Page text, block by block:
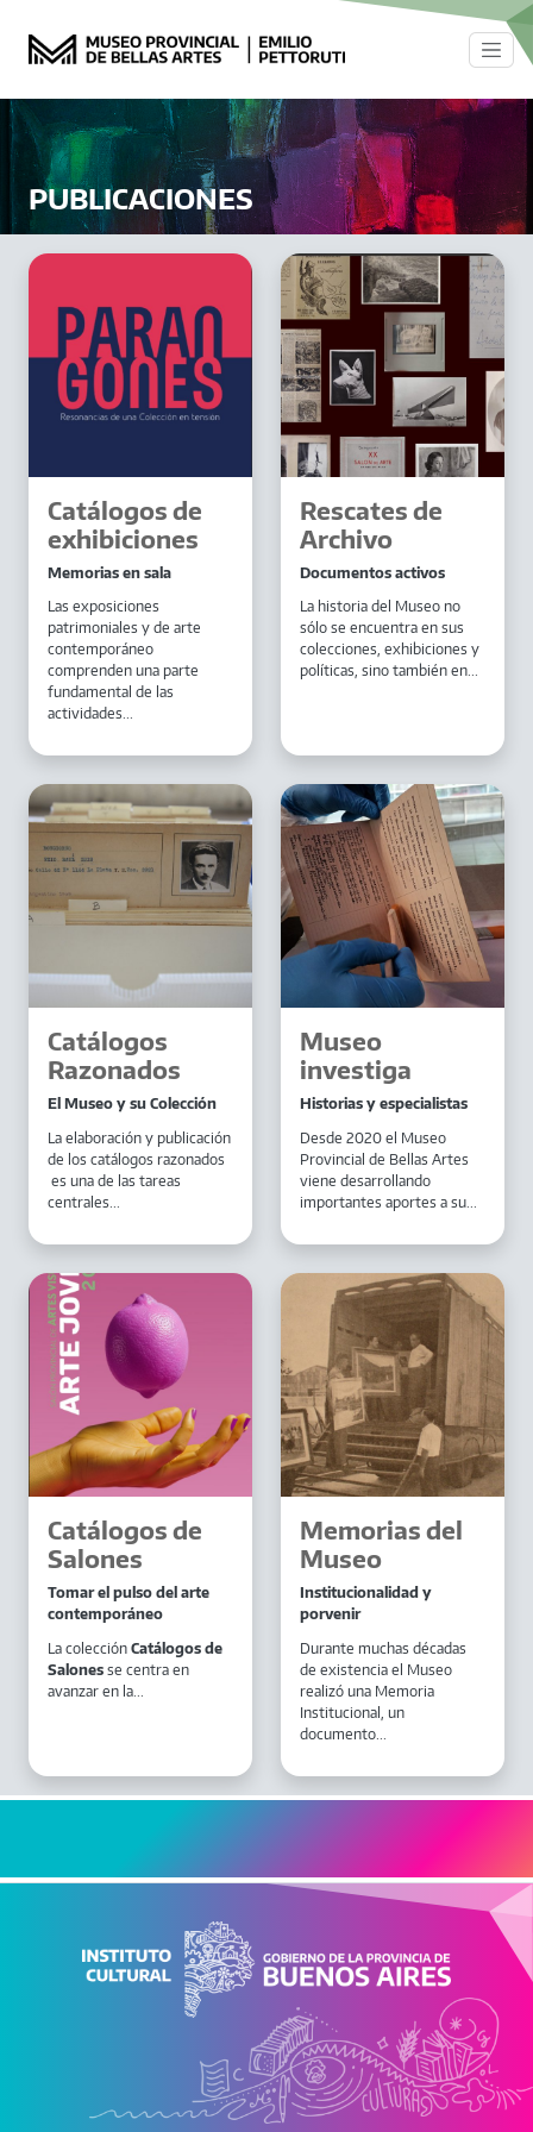
PUBLICACIONES
Catálogos de
exhibiciones
Memorias en sala
Las exposiciones
patrimoniales y de arte
contemporáneo
comprenden una parte
fundamental de las
actividades...
Rescates de
Archivo
Documentos activos
La historia del Museo no
sólo se encuentra en sus
colecciones, exhibiciones y
políticas, sino también en...
Catálogos
Razonados
El Museo y su Colección
La elaboración y publicación
de los catálogos razonados
es una de las tareas
centrales...
Museo
investiga
Historias y especialistas
Desde 2020 el Museo
Provincial de Bellas Artes
viene desarrollando
importantes aportes a su...
Catálogos de
Salones
Tomar el pulso del arte
contemporáneo
La colección Catálogos de
Salones se centra en
avanzar en la...
Memorias del
Museo
Institucionalidad y
porvenir
Durante muchas décadas
de existencia el Museo
realizó una Memoria
Institucional, un
documento...